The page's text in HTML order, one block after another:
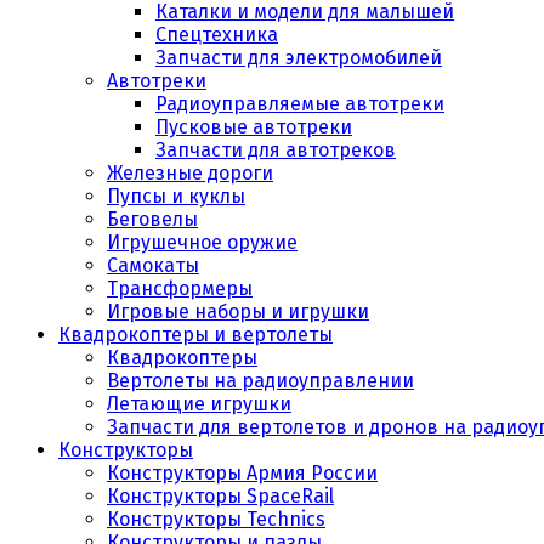
Каталки и модели для малышей
Спецтехника
Запчасти для электромобилей
Автотреки
Радиоуправляемые автотреки
Пусковые автотреки
Запчасти для автотреков
Железные дороги
Пупсы и куклы
Беговелы
Игрушечное оружие
Самокаты
Трансформеры
Игровые наборы и игрушки
Квадрокоптеры и вертолеты
Квадрокоптеры
Вертолеты на радиоуправлении
Летающие игрушки
Запчасти для вертолетов и дронов на
Конструкторы
Конструкторы Армия России
Конструкторы SpaceRail
Конструкторы Technics